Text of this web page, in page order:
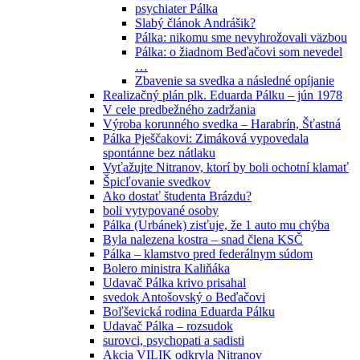
psychiater Pálka
Slabý článok Andrášik?
Pálka: nikomu sme nevyhrožovali väzbou
Pálka: o žiadnom Beďačovi som nevedel
…
Zbavenie sa svedka a následné opíjanie
Realizačný plán plk. Eduarda Pálku – jún 1978
V cele predbežného zadržania
Výroba korunného svedka – Harabrín, Šťastná
Pálka Pješčakovi: Zimáková vypovedala
spontánne bez nátlaku
Vyťažujte Nitranov, ktorí by boli ochotní klamať
Špicľovanie svedkov
Ako dostať študenta Brázdu?
boli vytypované osoby
Pálka (Urbánek) zisťuje, že 1 auto mu chýba
Byla nalezena kostra – snad člena KSČ
Pálka – klamstvo pred federálnym súdom
Bolero ministra Kaliňáka
Udavač Pálka krivo prisahal
svedok Antošovský o Beďačovi
Boľševická rodina Eduarda Pálku
Udavač Pálka – rozsudok
surovci, psychopati a sadisti
Akcia VILIK odkryla Nitranov